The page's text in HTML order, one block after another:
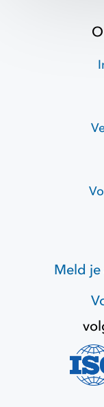
Meld je